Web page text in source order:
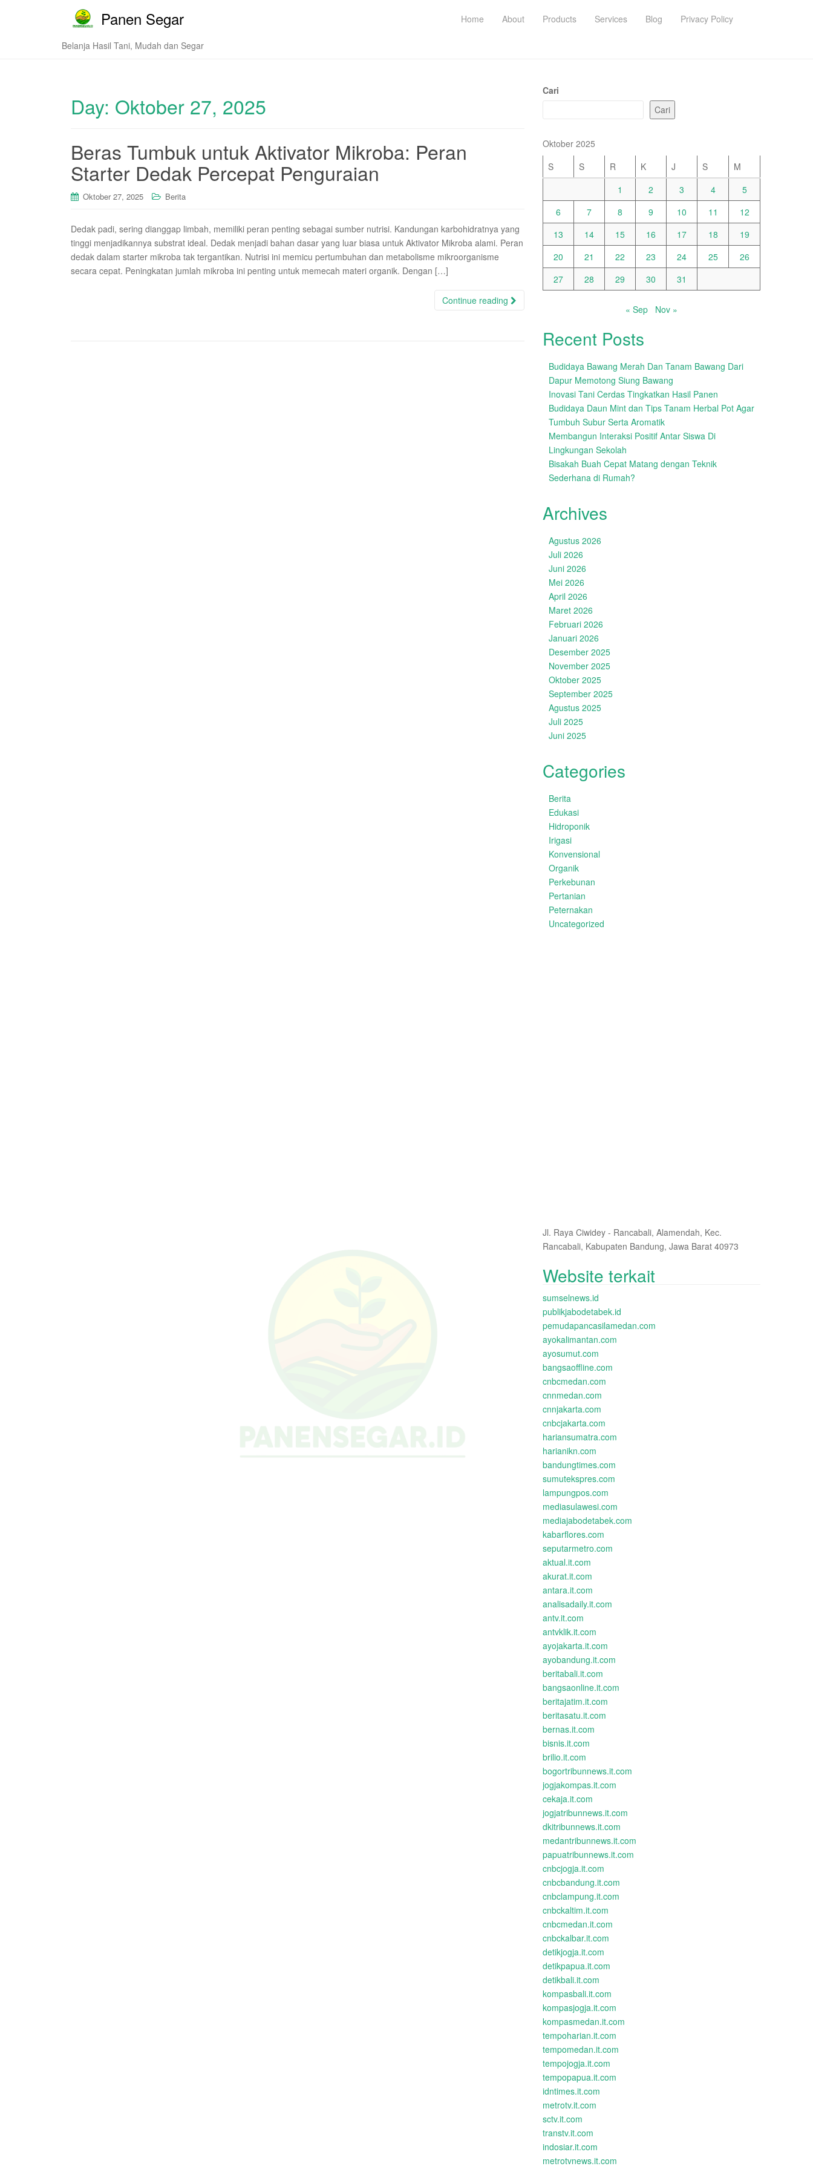
Panen Segar
Belanja Hasil Tani, Mudah dan Segar
Home About Products Services Blog Privacy Policy
Day: Oktober 27, 2025
Beras Tumbuk untuk Aktivator Mikroba: Peran
Starter Dedak Percepat Penguraian
Oktober 27, 2025 Berita
Dedak padi, sering dianggap limbah, memiliki peran penting sebagai sumber nutrisi. Kandungan karbohidratnya yang
tinggi menjadikannya substrat ideal. Dedak menjadi bahan dasar yang luar biasa untuk Aktivator Mikroba alami. Peran
dedak dalam starter mikroba tak tergantikan. Nutrisi ini memicu pertumbuhan dan metabolisme mikroorganisme
secara cepat. Peningkatan jumlah mikroba ini penting untuk memecah materi organik. Dengan […]
Continue reading
Cari
Cari
Oktober 2025
S
S R K J S
M
1
2 3 4
5
6
7 8 9 10 11
12
13
14 15 16 17 18
19
20
21 22 23 24 25
26
27
28 29 30 31
« Sep Nov »
Recent Posts
Budidaya Bawang Merah Dan Tanam Bawang Dari
Dapur Memotong Siung Bawang
Inovasi Tani Cerdas Tingkatkan Hasil Panen
Budidaya Daun Mint dan Tips Tanam Herbal Pot Agar
Tumbuh Subur Serta Aromatik
Membangun Interaksi Positif Antar Siswa Di
Lingkungan Sekolah
Bisakah Buah Cepat Matang dengan Teknik
Sederhana di Rumah?
Archives
Agustus 2026
Juli 2026
Juni 2026
Mei 2026
April 2026
Maret 2026
Februari 2026
Januari 2026
Desember 2025
November 2025
Oktober 2025
September 2025
Agustus 2025
Juli 2025
Juni 2025
Categories
Berita
Edukasi
Hidroponik
Irigasi
Konvensional
Organik
Perkebunan
Pertanian
Peternakan
Uncategorized
Jl. Raya Ciwidey - Rancabali, Alamendah, Kec.
Rancabali, Kabupaten Bandung, Jawa Barat 40973
Website terkait
sumselnews.id
publikjabodetabek.id
pemudapancasilamedan.com
ayokalimantan.com
ayosumut.com
bangsaoffline.com
cnbcmedan.com
cnnmedan.com
cnnjakarta.com
cnbcjakarta.com
hariansumatra.com
harianikn.com
bandungtimes.com
sumutekspres.com
lampungpos.com
mediasulawesi.com
mediajabodetabek.com
kabarflores.com
seputarmetro.com
aktual.it.com
akurat.it.com
antara.it.com
analisadaily.it.com
antv.it.com
antvklik.it.com
ayojakarta.it.com
ayobandung.it.com
beritabali.it.com
bangsaonline.it.com
beritajatim.it.com
beritasatu.it.com
bernas.it.com
bisnis.it.com
brilio.it.com
bogortribunnews.it.com
jogjakompas.it.com
cekaja.it.com
jogjatribunnews.it.com
dkitribunnews.it.com
medantribunnews.it.com
papuatribunnews.it.com
cnbcjogja.it.com
cnbcbandung.it.com
cnbclampung.it.com
cnbckaltim.it.com
cnbcmedan.it.com
cnbckalbar.it.com
detikjogja.it.com
detikpapua.it.com
detikbali.it.com
kompasbali.it.com
kompasjogja.it.com
kompasmedan.it.com
tempoharian.it.com
tempomedan.it.com
tempojogja.it.com
tempopapua.it.com
idntimes.it.com
metrotv.it.com
sctv.it.com
transtv.it.com
indosiar.it.com
metrotvnews.it.com